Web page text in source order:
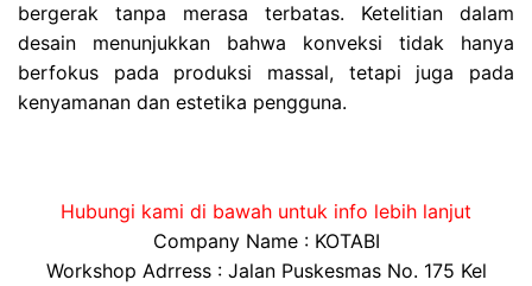
bergerak tanpa merasa terbatas. Ketelitian dalam
desain menunjukkan bahwa konveksi tidak hanya
berfokus pada produksi massal, tetapi juga pada
kenyamanan dan estetika pengguna.
Hubungi kami di bawah untuk info lebih lanjut
Company Name : KOTABI
Workshop Adrress : Jalan Puskesmas No. 175 Kel